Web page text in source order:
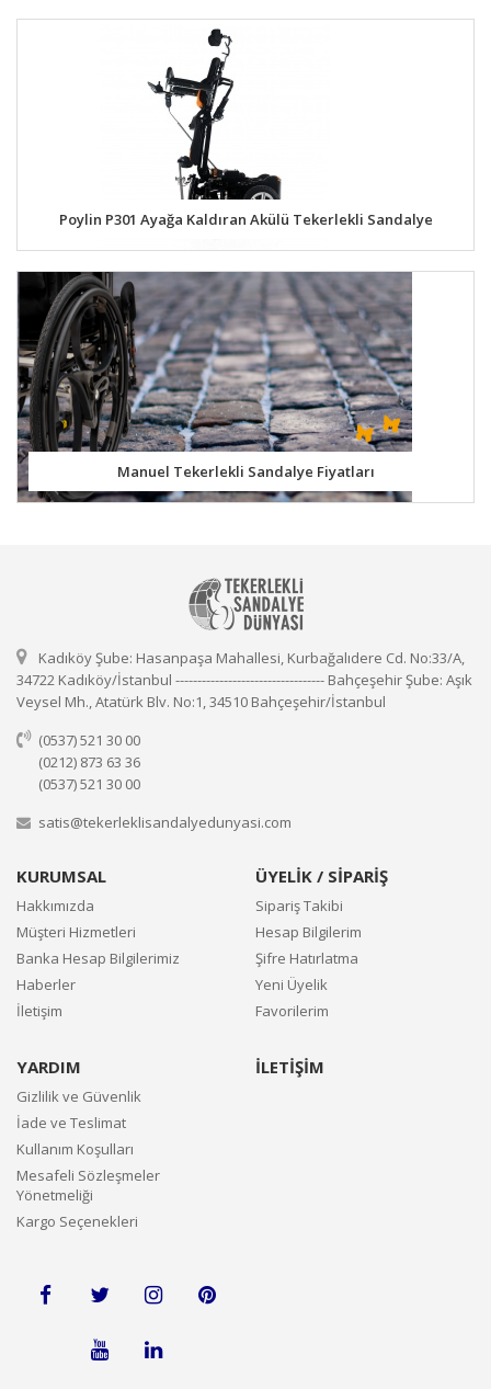
Poylin P301 Ayağa Kaldıran Akülü Tekerlekli Sandalye
Manuel Tekerlekli Sandalye Fiyatları
Kadıköy Şube: Hasanpaşa Mahallesi, Kurbağalıdere Cd. No:33/A,
34722 Kadıköy/İstanbul ---------------------------------- Bahçeşehir Şube: Aşık
Veysel Mh., Atatürk Blv. No:1, 34510 Bahçeşehir/İstanbul
(0537) 521 30 00
(0212) 873 63 36
(0537) 521 30 00
satis@tekerleklisandalyedunyasi.com
KURUMSAL
Hakkımızda
Müşteri Hizmetleri
Banka Hesap Bilgilerimiz
Haberler
İletişim
ÜYELİK / SİPARİŞ
Sipariş Takibi
Hesap Bilgilerim
Şifre Hatırlatma
Yeni Üyelik
Favorilerim
YARDIM
Gizlilik ve Güvenlik
İade ve Teslimat
Kullanım Koşulları
Mesafeli Sözleşmeler
Yönetmeliği
Kargo Seçenekleri
İLETİŞİM